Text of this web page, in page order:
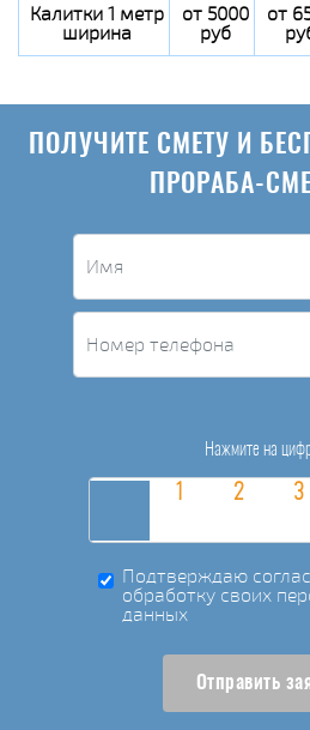
Калитки 1 метр
ширина
от 5000
руб
от
ПОЛУЧИТЕ СМЕТУ И
ПРОРАБА-
Нажмите на
Подтверждаю
обработку своих
данных
Отправить